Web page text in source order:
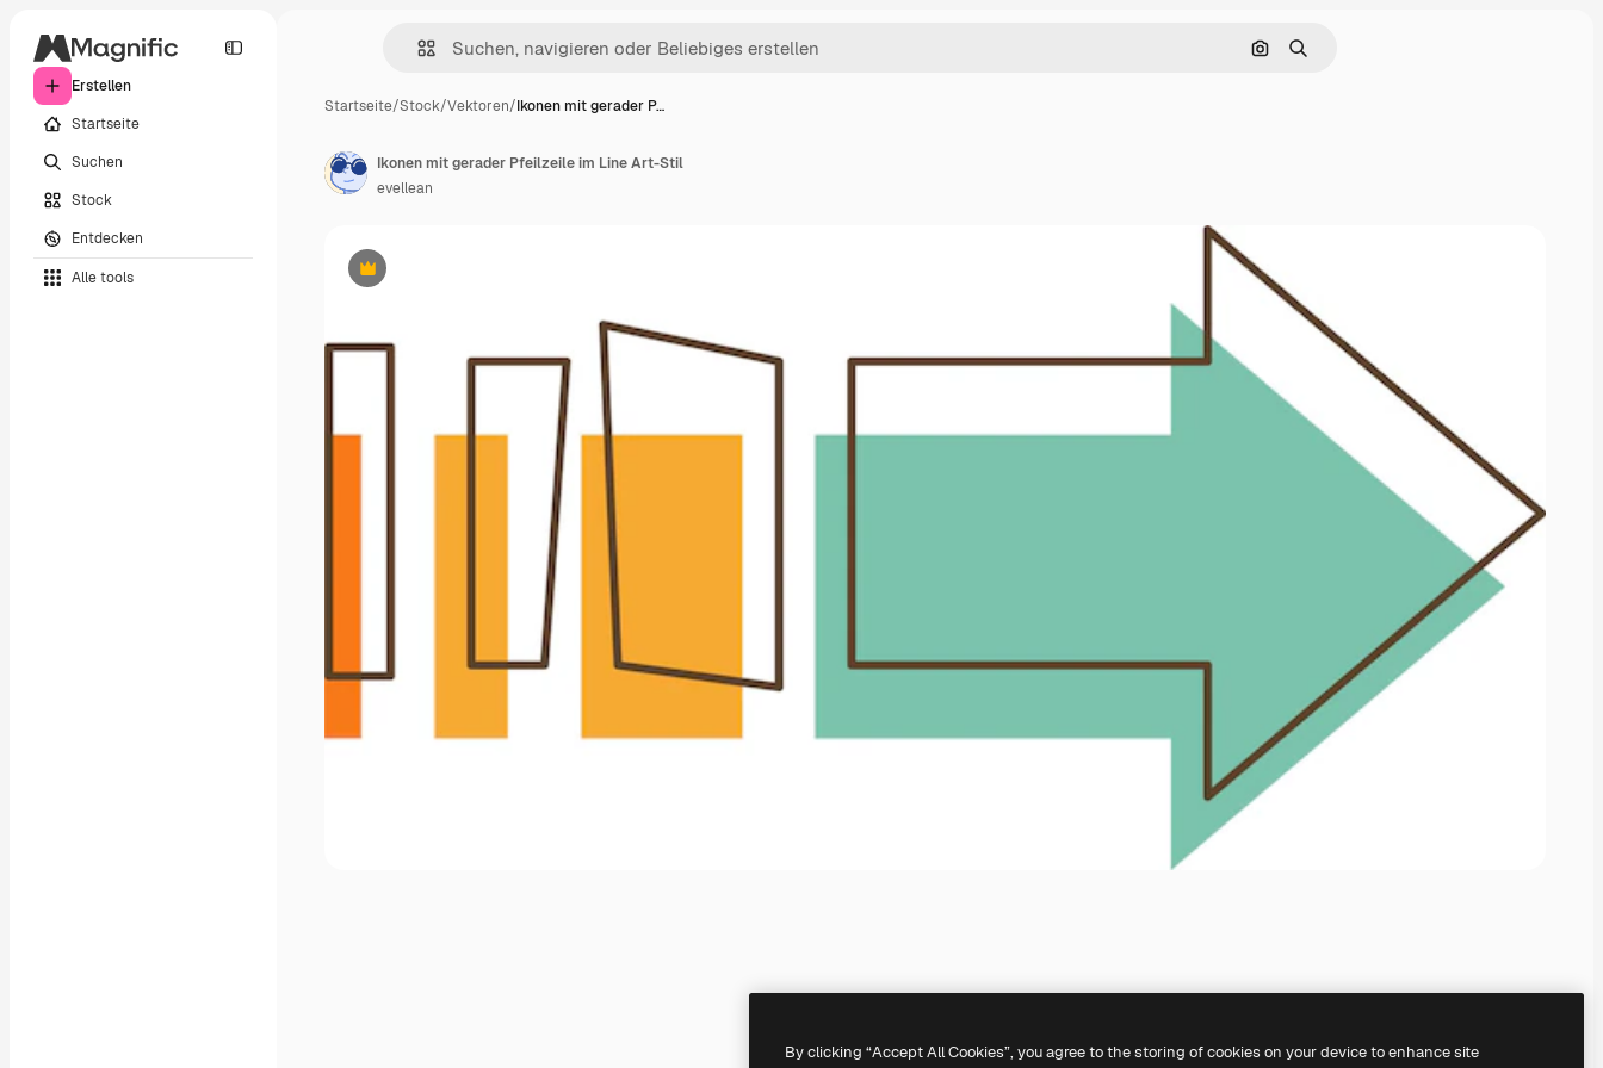
Erstellen
Startseite
Suchen
Stock
Entdecken
Alle tools
Nach Bild suchen
Suchen
Startseite/Stock/Vektoren/Ikonen mit gerader P…
Premium
Ikonen mit gerader Pfeilzeile im Line Art-Stil
evellean
By clicking “Accept All Cookies”, you agree to the storing of cookies on your device to enhance site